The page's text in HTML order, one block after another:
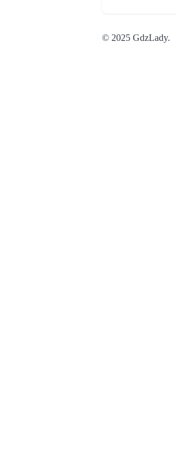
© 2025 GdzLady.